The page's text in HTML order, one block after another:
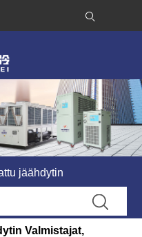
jäähdytin
Valmistajat,